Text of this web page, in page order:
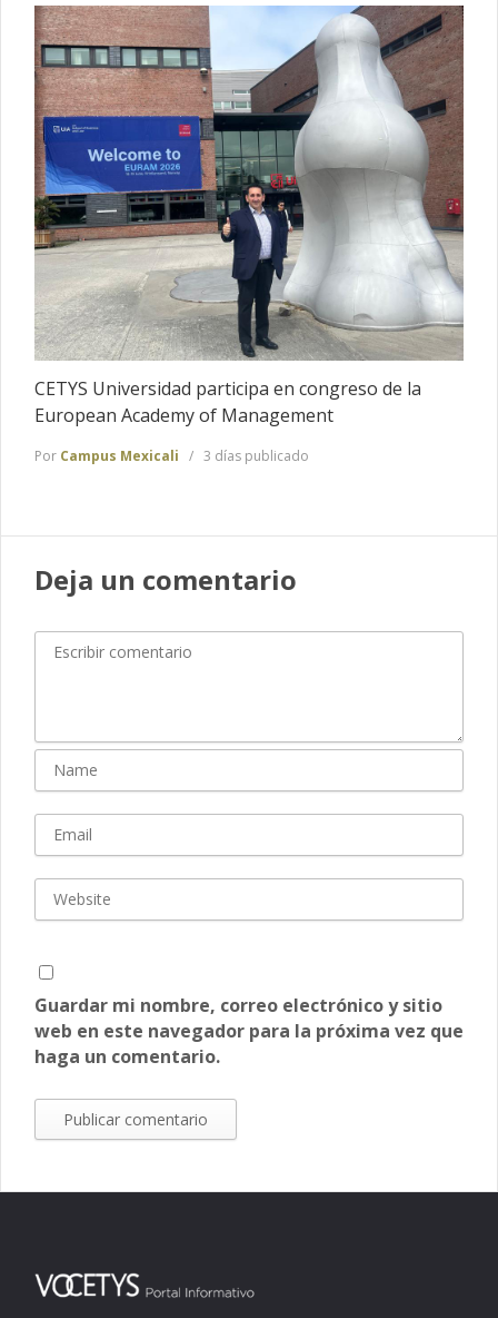
CETYS Universidad participa en congreso de la
European Academy of Management
Por Campus Mexicali 3 días publicado
Deja un comentario
Guardar mi nombre, correo electrónico y sitio
web en este navegador para la próxima vez que
haga un comentario.